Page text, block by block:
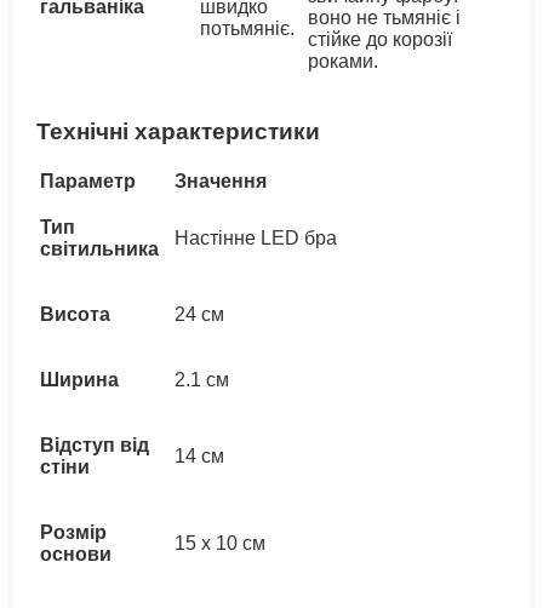
гальваніка
швидко
потьмяніє.
воно не тьмяніє і
стійке до корозії
роками.
Технічні характеристики
Параметр Значення
Тип
світильника
Настінне LED бра
Висота 24 см
Ширина 2.1 см
Відступ від
стіни
14 см
Розмір
основи
15 х 10 см